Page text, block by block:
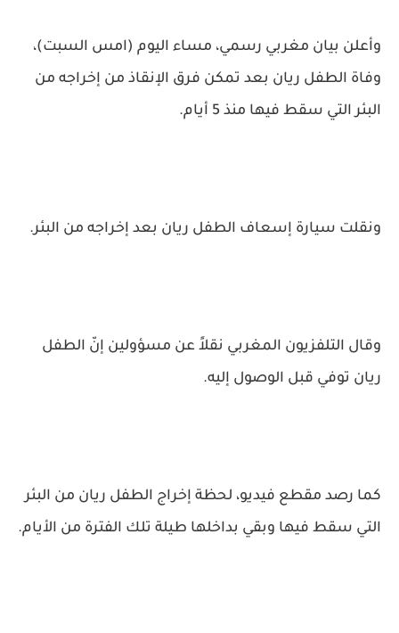
وأعلن بيان مغربي رسمي، مساء اليوم (امس السبت)،
وفاة الطفل ريان بعد تمكن فرق الإنقاذ من إخراجه من
البئر التي سقط فيها منذ 5 أيام.
ونقلت سيارة إسعاف الطفل ريان بعد إخراجه من البئر.
وقال التلفزيون المغربي نقلاً عن مسؤولين إنّ الطفل
ريان توفي قبل الوصول إليه.
كما رصد مقطع فيديو، لحظة إخراج الطفل ريان من البئر
التي سقط فيها وبقي بداخلها طيلة تلك الفترة من الأيام.